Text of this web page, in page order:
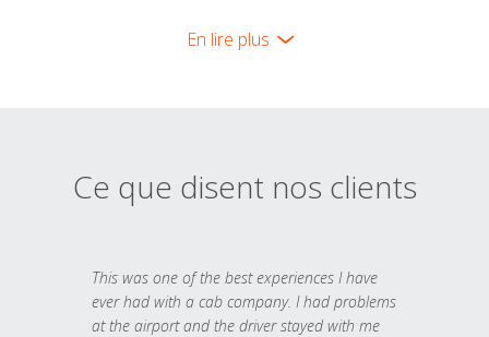
En lire plus
Ce que disent nos clients
This was one of the best experiences I have
ever had with a cab company. I had problems
at the airport and the driver stayed with me